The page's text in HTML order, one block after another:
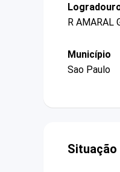
R AMARAL
Município
Sao Paulo